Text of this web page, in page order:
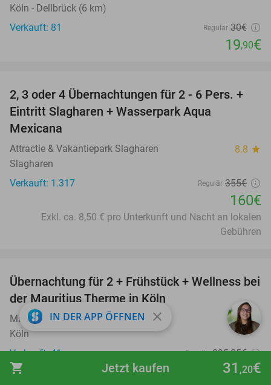
shopping_cart 31 ,20€
Jetzt kaufen
Köln - Dellbrück (6 km)
Verkauft: 81
Regulär 30€
19,90€
55%
2, 3 oder 4 Übernachtungen für 2 - 6 Pers. +
Eintritt Slagharen + Wasserpark Aqua
Mexicana
Attractie & Vakantiepark Slagharen 8.8 star
Slagharen
Verkauft: 1.317
Regulär 355€
160€
Exkl. ca. 8,50 € pro Unterkunft und Nacht an lokalen
Gebühren
43%
Übernachtung für 2 + Frühstück + Wellness bei
der Mauritius Therme in Köln
Mauritius Hotel & Therme 8.9star
Köln
Verkauft: 41
Regulär 295,05€
166,95€
IN DER APP ÖFFNEN close